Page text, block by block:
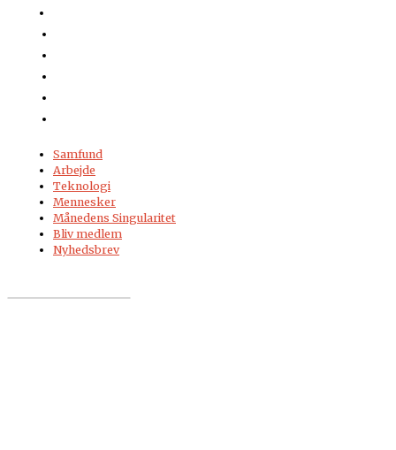
Samfund
Arbejde
Teknologi
Mennesker
Månedens Singularitet
Bliv medlem
Nyhedsbrev